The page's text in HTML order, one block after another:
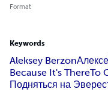
Format
Keywords
Aleksey Berzon
Because It's ThereTo
Подняться на